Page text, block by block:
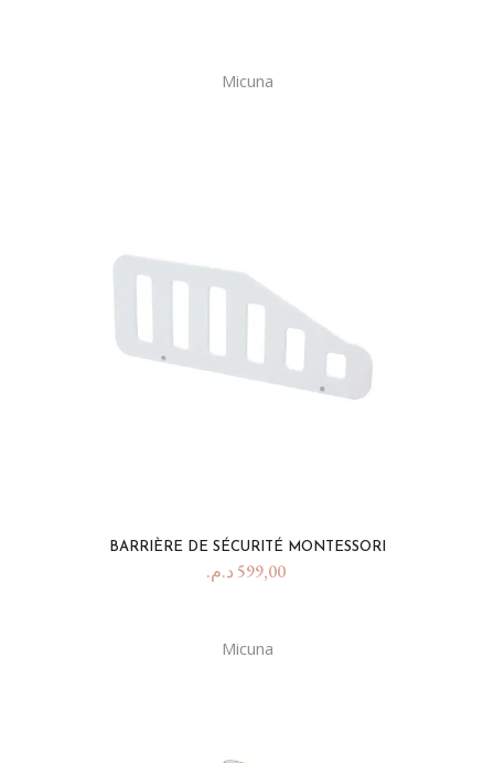
Micuna
BARRIÈRE DE SÉCURITÉ MONTESSORI
599,00 د.م.
Micuna